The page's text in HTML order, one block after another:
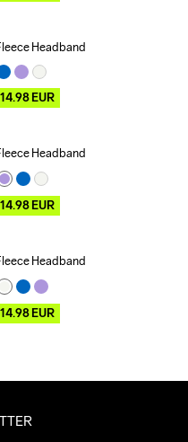
OutletHeadband
14.98EUR
OutletHeadband
14.98EUR
OutletHeadband
14.98EUR